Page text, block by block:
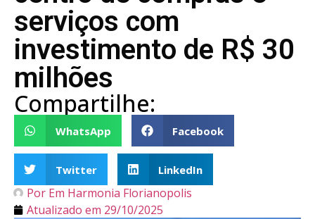
serviços com
investimento de R$ 30
milhões
Compartilhe:
WhatsApp Facebook
Twitter LinkedIn
Por Em Harmonia Florianopolis
Atualizado em 29/10/2025